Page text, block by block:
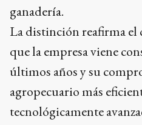
ganadería.
La distinción reafirma
que la empresa viene
últimos años y su
agropecuario más
tecnológicamente